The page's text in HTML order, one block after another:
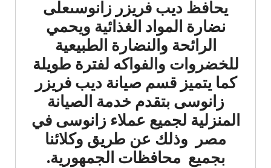
يحافظ ديب فريزر زانوسىعلى
نضارة المواد الغذائية ويحمي
الرائحة والنضارة الطبيعية
للخضروات والفواكه لفترة طويلة
كما يتميز قسم صيانة ديب فريزر
زانوسى بتقدم خدمة الصيانة
المنزلية لجميع عملاء زانوسى في
مصر وذلك عن طريق وكلائنا
بجميع محافظات الجمهورية.